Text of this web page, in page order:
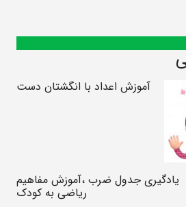
آموزش اعداد با انگشتان دست
یادگیری جدول ضرب ،آموزش مفاهیم
ریاضی به کودک